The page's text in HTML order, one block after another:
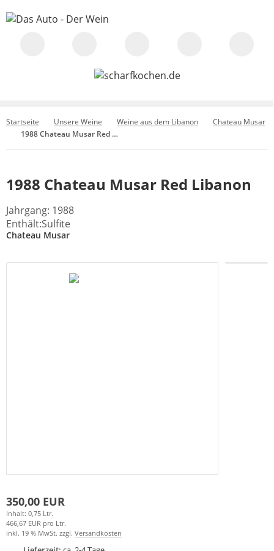
Startseite Unsere Weine Weine aus dem Libanon
Chateau Musar
1988 Chateau Musar Red Libanon
1988 Chateau Musar Red Libanon
Jahrgang: 1988
Enthält:Sulfite
Chateau Musar
350,00 EUR
Inhalt: 0,75 Ltr.
466,67 EUR pro Ltr.
inkl. 19 % MwSt. zzgl. Versandkosten